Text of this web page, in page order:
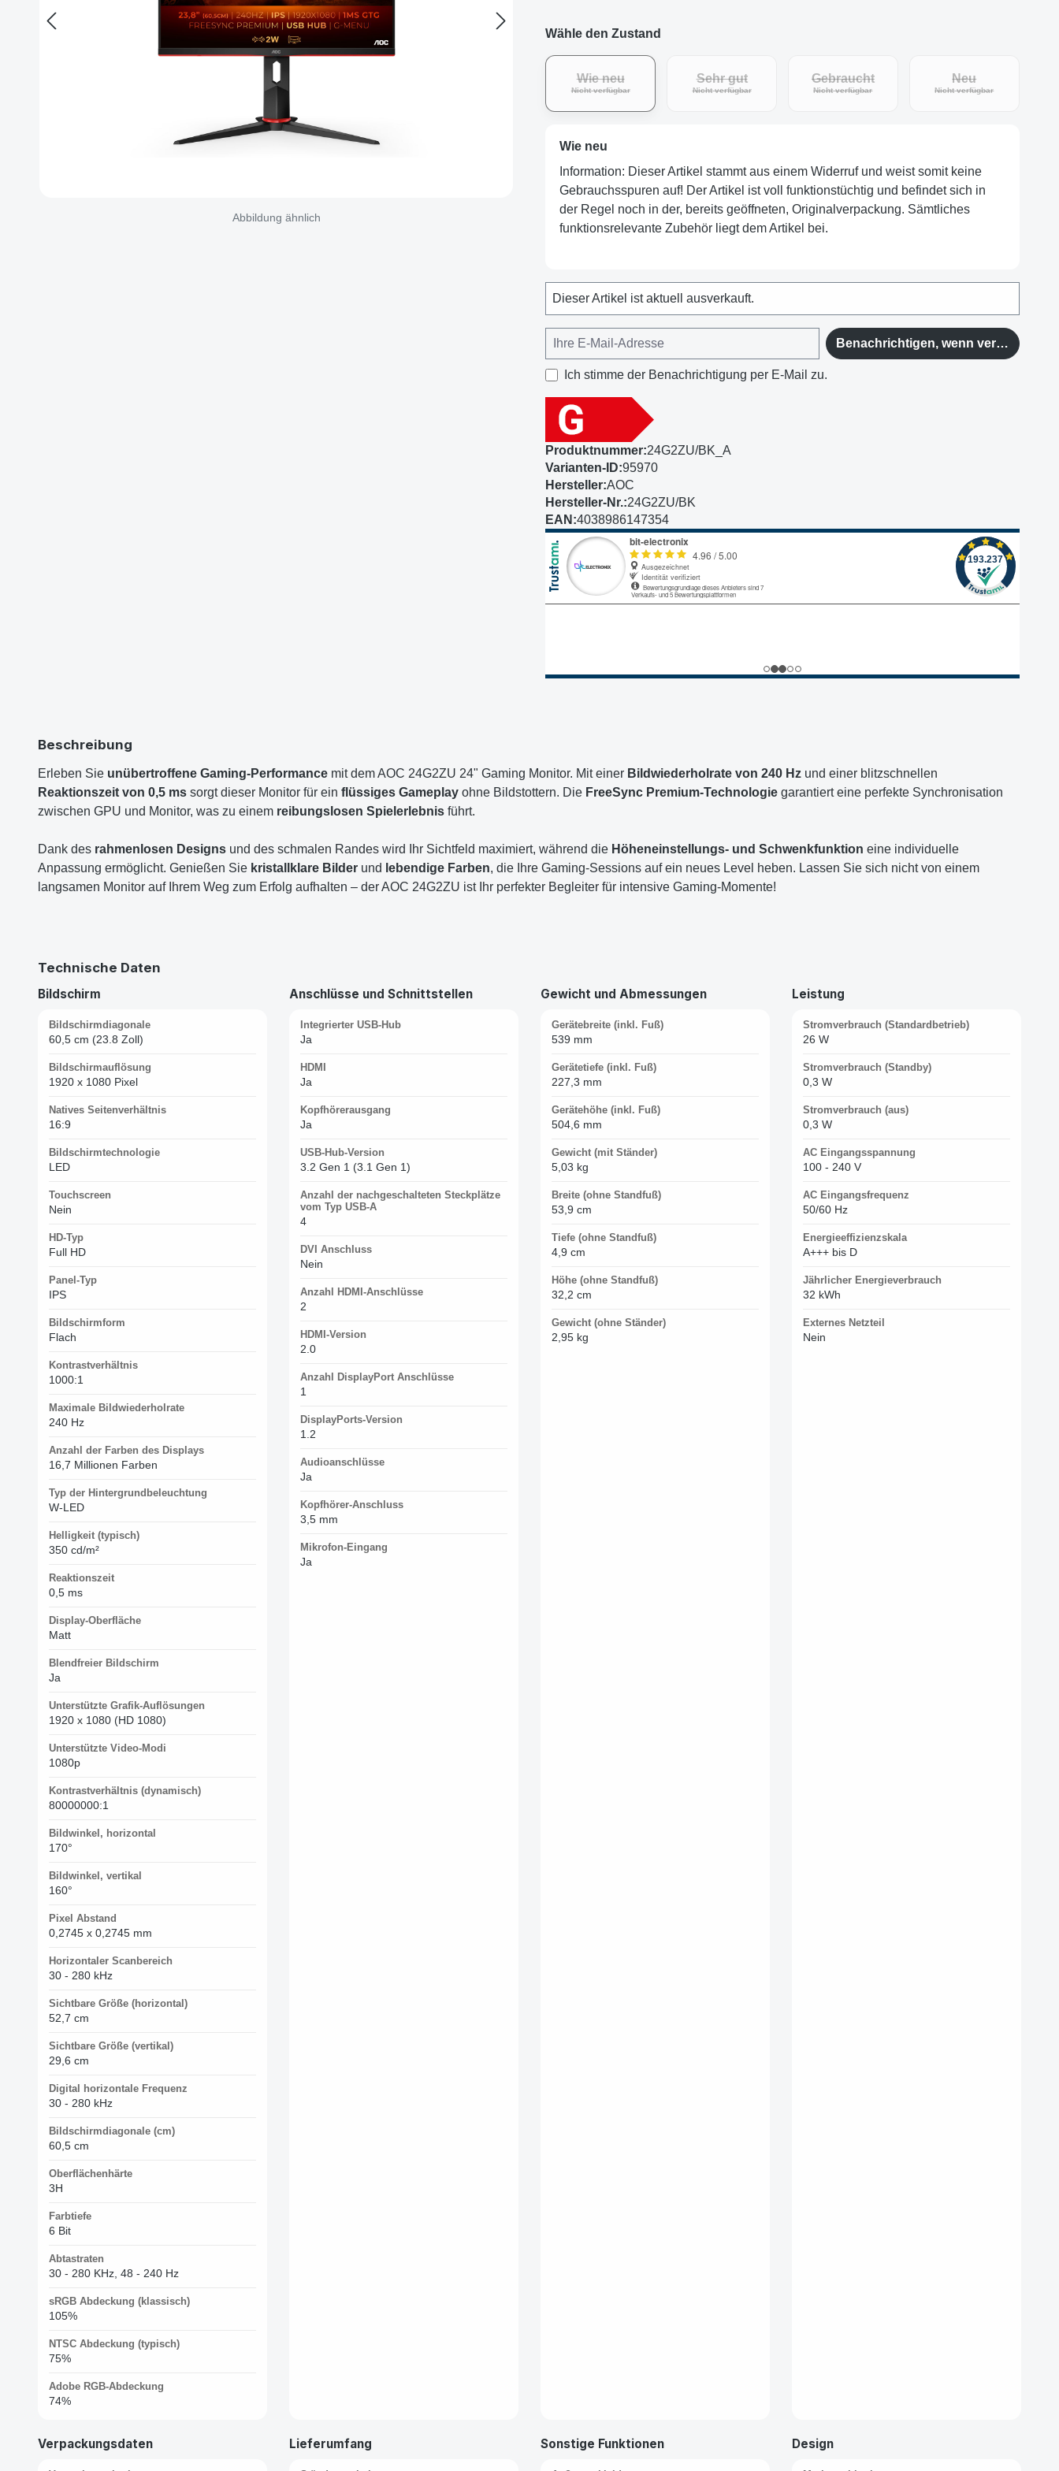
Abbildung ähnlich
Wähle den Zustand
Wie neu
Nicht verfügbar(Diese Option ist zurzeit nicht verfügbar.)
Sehr gut
Nicht verfügbar(Diese Option ist zurzeit nicht verfügbar.)
Gebraucht
Nicht verfügbar(Diese Option ist zurzeit nicht verfügbar.)
Neu
Nicht verfügbar(Diese Option ist
Wie neu
Information: Dieser Artikel stammt aus einem Widerruf und weist somit keine
Gebrauchsspuren auf! Der Artikel ist voll funktionstüchtig und befindet sich in
der Regel noch in der, bereits geöffneten, Originalverpackung. Sämtliches
funktionsrelevante Zubehör liegt dem Artikel bei.
Dieser Artikel ist aktuell ausverkauft.
Benachrichtigen, wenn verfügbar
Ich stimme der Benachrichtigung per E-Mail zu.
Produktnummer:24G2ZU/BK_A
Varianten-ID:95970
Hersteller:AOC
Hersteller-Nr.:24G2ZU/BK
EAN:4038986147354
Beschreibung
Erleben Sie unübertroffene Gaming-Performance mit dem AOC 24G2ZU 24" Gaming Monitor. Mit einer Bildwiederholrate von 240 Hz und einer blitzschnellen
Reaktionszeit von 0,5 ms sorgt dieser Monitor für ein flüssiges Gameplay ohne Bildstottern. Die FreeSync Premium-Technologie garantiert eine perfekte Synchronisation
zwischen GPU und Monitor, was zu einem reibungslosen Spielerlebnis führt.
Dank des rahmenlosen Designs und des schmalen Randes wird Ihr Sichtfeld maximiert, während die Höheneinstellungs- und Schwenkfunktion eine individuelle
Anpassung ermöglicht. Genießen Sie kristallklare Bilder und lebendige Farben, die Ihre Gaming-Sessions auf ein neues Level heben. Lassen Sie sich nicht von einem
langsamen Monitor auf Ihrem Weg zum Erfolg aufhalten – der AOC 24G2ZU ist Ihr perfekter Begleiter für intensive Gaming-Momente!
Technische Daten
Bildschirm
Bildschirmdiagonale
60,5 cm (23.8 Zoll)
Bildschirmauflösung
1920 x 1080 Pixel
Natives Seitenverhältnis
16:9
Bildschirmtechnologie
LED
Touchscreen
Nein
HD-Typ
Full HD
Panel-Typ
IPS
Bildschirmform
Flach
Kontrastverhältnis
1000:1
Maximale Bildwiederholrate
240 Hz
Anzahl der Farben des Displays
16,7 Millionen Farben
Typ der Hintergrundbeleuchtung
W-LED
Helligkeit (typisch)
350 cd/m²
Reaktionszeit
0,5 ms
Display-Oberfläche
Matt
Blendfreier Bildschirm
Ja
Unterstützte Grafik-Auflösungen
1920 x 1080 (HD 1080)
Unterstützte Video-Modi
1080p
Kontrastverhältnis (dynamisch)
80000000:1
Bildwinkel, horizontal
170°
Bildwinkel, vertikal
160°
Pixel Abstand
0,2745 x 0,2745 mm
Horizontaler Scanbereich
30 - 280 kHz
Sichtbare Größe (horizontal)
52,7 cm
Sichtbare Größe (vertikal)
29,6 cm
Digital horizontale Frequenz
30 - 280 kHz
Bildschirmdiagonale (cm)
60,5 cm
Oberflächenhärte
3H
Farbtiefe
6 Bit
Abtastraten
30 - 280 KHz, 48 - 240 Hz
sRGB Abdeckung (klassisch)
105%
NTSC Abdeckung (typisch)
75%
Adobe RGB-Abdeckung
74%
Anschlüsse und Schnittstellen
Integrierter USB-Hub
Ja
HDMI
Ja
Kopfhörerausgang
Ja
USB-Hub-Version
3.2 Gen 1 (3.1 Gen 1)
Anzahl der nachgeschalteten Steckplätze
vom Typ USB-A
4
DVI Anschluss
Nein
Anzahl HDMI-Anschlüsse
2
HDMI-Version
2.0
Anzahl DisplayPort Anschlüsse
1
DisplayPorts-Version
1.2
Audioanschlüsse
Ja
Kopfhörer-Anschluss
3,5 mm
Mikrofon-Eingang
Ja
Gewicht und Abmessungen
Gerätebreite (inkl. Fuß)
539 mm
Gerätetiefe (inkl. Fuß)
227,3 mm
Gerätehöhe (inkl. Fuß)
504,6 mm
Gewicht (mit Ständer)
5,03 kg
Breite (ohne Standfuß)
53,9 cm
Tiefe (ohne Standfuß)
4,9 cm
Höhe (ohne Standfuß)
32,2 cm
Gewicht (ohne Ständer)
2,95 kg
Leistung
Stromverbrauch (Standardbetrieb)
26 W
Stromverbrauch (Standby)
0,3 W
Stromverbrauch (aus)
0,3 W
AC Eingangsspannung
100 - 240 V
AC Eingangsfrequenz
50/60 Hz
Energieeffizienzskala
A+++ bis D
Jährlicher Energieverbrauch
32 kWh
Externes Netzteil
Nein
Verpackungsdaten Lieferumfang Sonstige Funktionen Design